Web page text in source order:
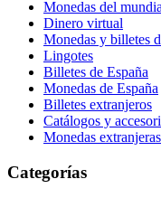
Monedas del
Dinero virtual
Monedas y billetes
Lingotes
Billetes de España
Monedas de España
Billetes extranjeros
Catálogos y
Monedas extranjeras
Categorías